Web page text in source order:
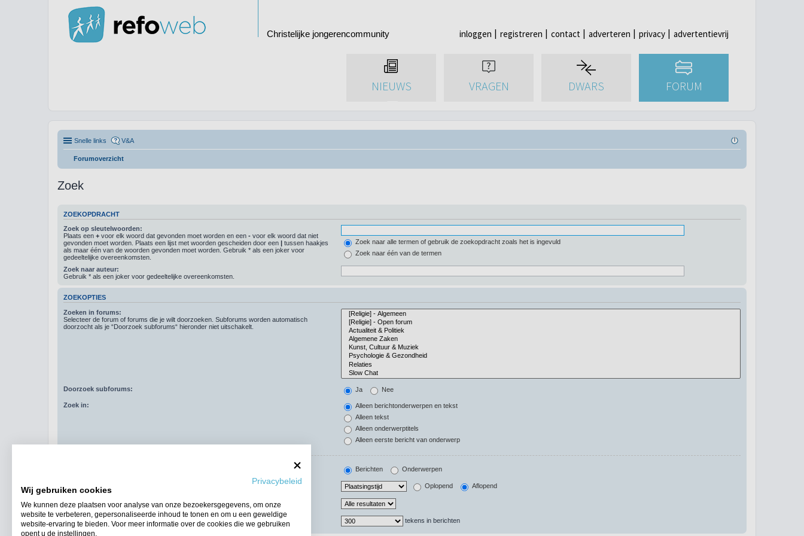
Privacybeleid
Wij gebruiken cookies
We kunnen deze plaatsen voor analyse van onze bezoekersgegevens, om onze
website te verbeteren, gepersonaliseerde inhoud te tonen en om u een geweldige
website-ervaring te bieden. Voor meer informatie over de cookies die we gebruiken
opent u de instellingen.
Christelijke jongerencommunity inloggen registreren contact adverteren privacy advertentievrij
NIEUWS VRAGEN DWARS FORUM
Snelle links V&A
Forumoverzicht
Zoek
ZOEKOPDRACHT
Zoek op sleutelwoorden:
Plaats een + voor elk woord dat gevonden moet worden en een - voor elk woord dat niet
gevonden moet worden. Plaats een lijst met woorden gescheiden door een | tussen haakjes
als maar één van de woorden gevonden moet worden. Gebruik * als een joker voor
gedeeltelijke overeenkomsten.
Zoek naar alle termen of gebruik de zoekopdracht zoals het is ingevuld
Zoek naar één van de termen
Zoek naar auteur:
Gebruik * als een joker voor gedeeltelijke overeenkomsten.
ZOEKOPTIES
Zoeken in forums:
Selecteer de forum of forums die je wilt doorzoeken. Subforums worden automatisch
doorzocht als je “Doorzoek subforums“ hieronder niet uitschakelt.
Doorzoek subforums: Ja Nee
Zoek in:
Alleen berichtonderwerpen en tekst
Alleen tekst
Alleen onderwerptitels
Alleen eerste bericht van onderwerp
Berichten Onderwerpen
Oplopend Aflopend
Zoek in berichten van afgelopen:
Geef eerste: tekens in berichten